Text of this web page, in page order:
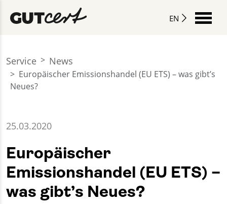
EN
Service News
Europäischer Emissionshandel (EU ETS) – was gibt’s
Neues?
25.03.2020
Europäischer
Emissionshandel (EU ETS) –
was gibt’s Neues?